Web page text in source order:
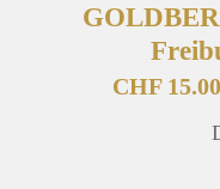
CHF 15.00